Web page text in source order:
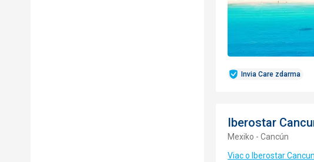
Invia Care zdarma
Iberostar
Mexiko - Cancún
Viac o Iberostar Cancun